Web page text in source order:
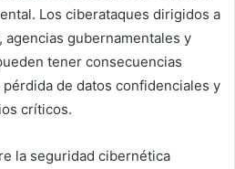
Los ciberataques dirigidos a
gubernamentales y
tener consecuencias
de datos confidenciales y
críticos.
la seguridad cibernética